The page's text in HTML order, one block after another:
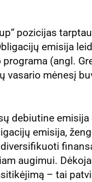
pozicijas
emisija
(angl.
vasario mėnesį
debiutine
emisija,
augimui.
– tai